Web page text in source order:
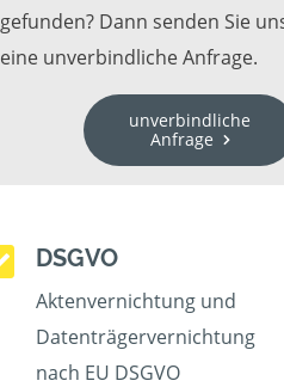
gefunden? Dann senden Sie
eine unverbindliche Anfrage.
unverbindliche
Anfrage
DSGVO
Aktenvernichtung und
Datenträgervernichtung
nach EU DSGVO